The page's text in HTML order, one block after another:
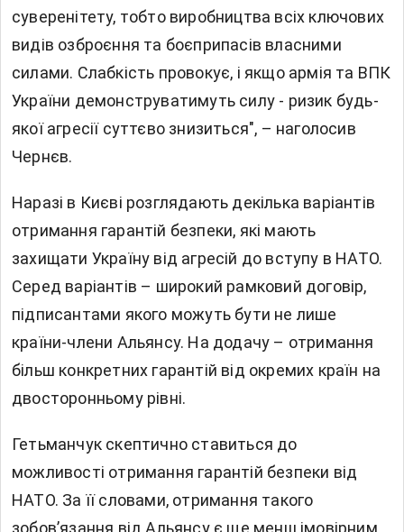
суверенітету, тобто виробництва всіх ключових
видів озброєння та боєприпасів власними
силами. Слабкість провокує, і якщо армія та ВПК
України демонструватимуть силу - ризик будь-
якої агресії суттєво знизиться", – наголосив
Чернєв.
Наразі в Києві розглядають декілька варіантів
отримання гарантій безпеки, які мають
захищати Україну від агресій до вступу в НАТО.
Серед варіантів – широкий рамковий договір,
підписантами якого можуть бути не лише
країни-члени Альянсу. На додачу – отримання
більш конкретних гарантій від окремих країн на
двосторонньому рівні.
Гетьманчук скептично ставиться до
можливості отримання гарантій безпеки від
НАТО. За її словами, отримання такого
зобов’язання від Альянсу є ще менш імовірним,